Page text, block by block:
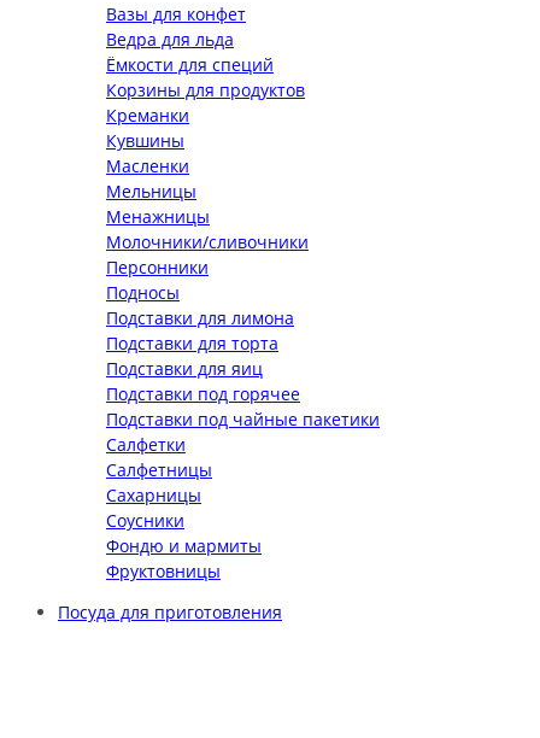
Вазы для конфет
Ведра для льда
Ёмкости для специй
Корзины для продуктов
Креманки
Кувшины
Масленки
Мельницы
Менажницы
Молочники/сливочники
Персонники
Подносы
Подставки для лимона
Подставки для торта
Подставки для яиц
Подставки под горячее
Подставки под чайные пакетики
Салфетки
Салфетницы
Сахарницы
Соусники
Фондю и мармиты
Фруктовницы
Посуда для приготовления